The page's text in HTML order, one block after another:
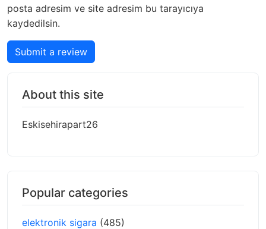
posta adresim ve site adresim bu tarayıcıya
kaydedilsin.
Submit a review
About this site
Eskisehirapart26
Popular categories
elektronik sigara (485)